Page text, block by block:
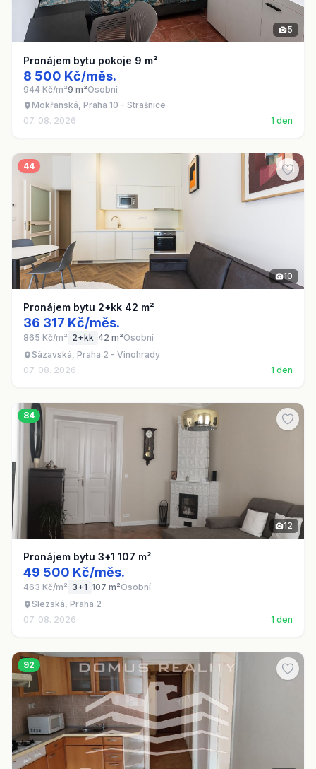
5
Pronájem bytu pokoje 9 m²
8 500 Kč/měs.
944 Kč/m²9 m²Osobní
Mokřanská, Praha 10 - Strašnice
07. 08. 2026
1 den
44
10
Pronájem bytu 2+kk 42 m²
36 317 Kč/měs.
865 Kč/m² 2+kk 42 m²Osobní
Sázavská, Praha 2 - Vinohrady
07. 08. 2026
1 den
84
12
Pronájem bytu 3+1 107 m²
49 500 Kč/měs.
463 Kč/m² 3+1 107 m²Osobní
Slezská, Praha 2
07. 08. 2026
1 den
92